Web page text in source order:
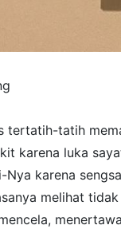
tertatih-tatih
karena luka
karena
melihat